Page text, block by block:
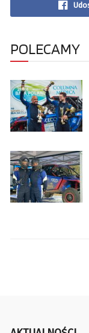
POLECAMY